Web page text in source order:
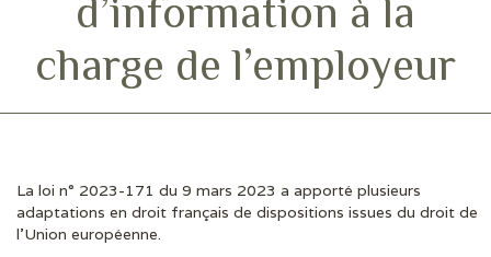
d’information à la
charge de l’employeur
La loi n° 2023-171 du 9 mars 2023 a apporté plusieurs
adaptations en droit français de dispositions issues du droit de
l’Union européenne.
DERNIÈRES ACTUS